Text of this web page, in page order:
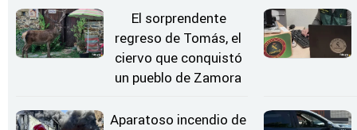
El sorprendente
regreso de Tomás, el
ciervo que conquistó
un pueblo de Zamora
Aparatoso incendio de